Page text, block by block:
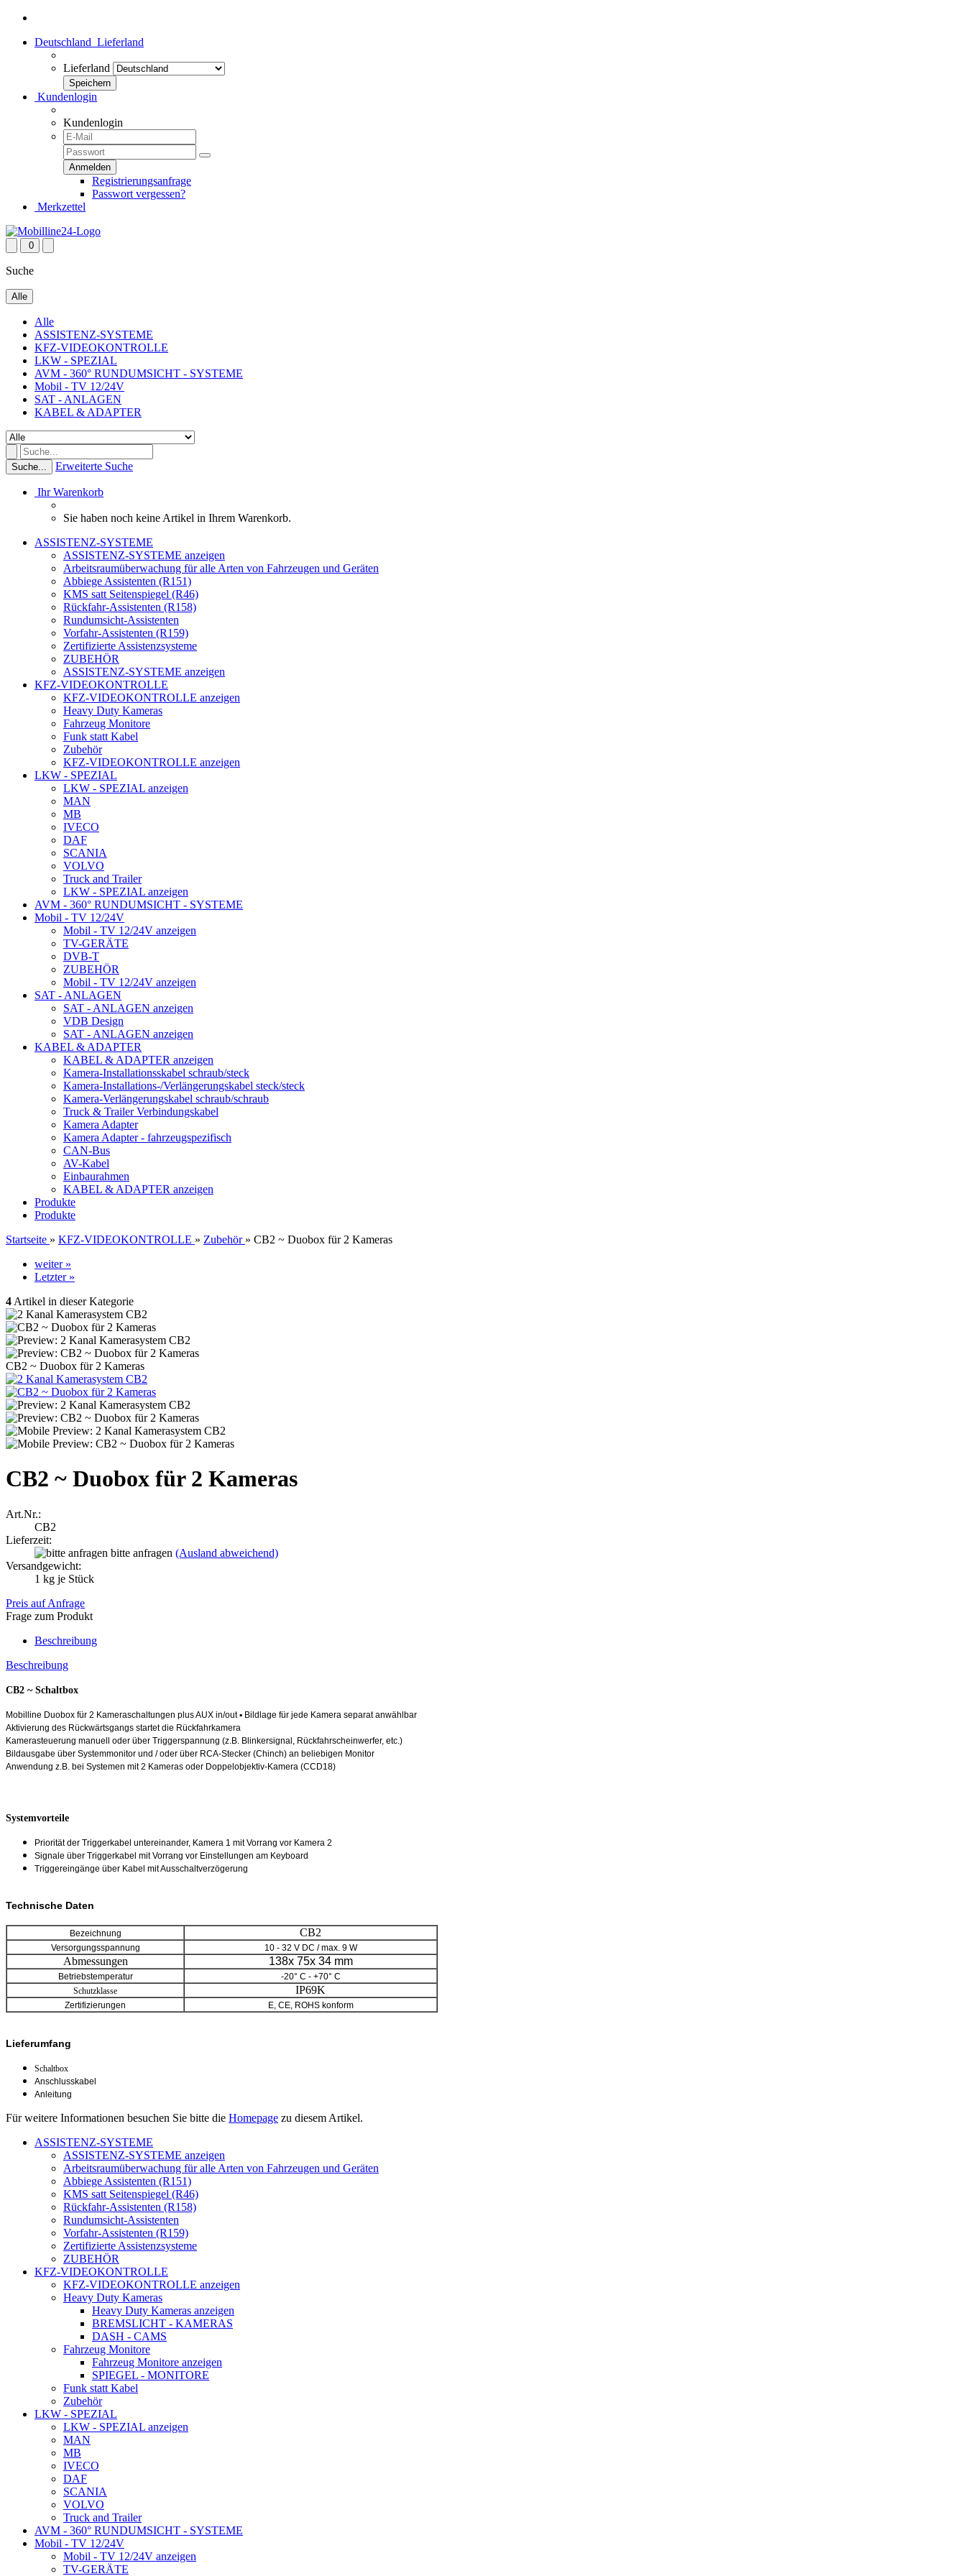
Deutschland Lieferland
Lieferland
Kundenlogin
Kundenlogin
Registrierungsanfrage
Passwort vergessen?
Merkzettel
0
Suche
Alle
Alle
ASSISTENZ-SYSTEME
KFZ-VIDEOKONTROLLE
LKW - SPEZIAL
AVM - 360° RUNDUMSICHT - SYSTEME
Mobil - TV 12/24V
SAT - ANLAGEN
KABEL & ADAPTER
Suche... Erweiterte Suche
Ihr Warenkorb
Sie haben noch keine Artikel in Ihrem Warenkorb.
ASSISTENZ-SYSTEME
ASSISTENZ-SYSTEME anzeigen
Arbeitsraumüberwachung für alle Arten von Fahrzeugen und Geräten
Abbiege Assistenten (R151)
KMS satt Seitenspiegel (R46)
Rückfahr-Assistenten (R158)
Rundumsicht-Assistenten
Vorfahr-Assistenten (R159)
Zertifizierte Assistenzsysteme
ZUBEHÖR
ASSISTENZ-SYSTEME anzeigen
KFZ-VIDEOKONTROLLE
KFZ-VIDEOKONTROLLE anzeigen
Heavy Duty Kameras
Fahrzeug Monitore
Funk statt Kabel
Zubehör
KFZ-VIDEOKONTROLLE anzeigen
LKW - SPEZIAL
LKW - SPEZIAL anzeigen
MAN
MB
IVECO
DAF
SCANIA
VOLVO
Truck and Trailer
LKW - SPEZIAL anzeigen
AVM - 360° RUNDUMSICHT - SYSTEME
Mobil - TV 12/24V
Mobil - TV 12/24V anzeigen
TV-GERÄTE
DVB-T
ZUBEHÖR
Mobil - TV 12/24V anzeigen
SAT - ANLAGEN
SAT - ANLAGEN anzeigen
VDB Design
SAT - ANLAGEN anzeigen
KABEL & ADAPTER
KABEL & ADAPTER anzeigen
Kamera-Installationsskabel schraub/steck
Kamera-Installations-/Verlängerungskabel steck/steck
Kamera-Verlängerungskabel schraub/schraub
Truck & Trailer Verbindungskabel
Kamera Adapter
Kamera Adapter - fahrzeugspezifisch
CAN-Bus
AV-Kabel
Einbaurahmen
KABEL & ADAPTER anzeigen
Produkte
Produkte
Startseite » KFZ-VIDEOKONTROLLE » Zubehör » CB2 ~ Duobox für 2 Kameras
weiter »
Letzter »
4 Artikel in dieser Kategorie
CB2 ~ Duobox für 2 Kameras
CB2 ~ Duobox für 2 Kameras
Art.Nr.:
CB2
Lieferzeit:
bitte anfragen (Ausland abweichend)
Versandgewicht:
1 kg je Stück
Preis auf Anfrage
Frage zum Produkt
Beschreibung
Beschreibung
CB2 ~ Schaltbox
Mobilline Duobox für 2 Kameraschaltungen plus AUX in/out▪ Bildlage für jede Kamera separat anwählbar
Aktivierung des Rückwärtsgangs startet die Rückfahrkamera
Kamerasteuerung manuell oder über Triggerspannung (z.B. Blinkersignal, Rückfahrscheinwerfer, etc.)
Bildausgabe über Systemmonitor und / oder über RCA-Stecker (Chinch) an beliebigen Monitor
Anwendung z.B. bei Systemen mit 2 Kameras oder Doppelobjektiv-Kamera (CCD18)
Systemvorteile
Priorität der Triggerkabel untereinander, Kamera 1 mit Vorrang vor Kamera 2
Signale über Triggerkabel mit Vorrang vor Einstellungen am Keyboard
Triggereingänge über Kabel mit Ausschaltverzögerung
Technische Daten
Bezeichnung CB2
Versorgungsspannung 10 - 32 V DC / max. 9 W
Abmessungen 138x 75x 34 mm
Betriebstemperatur
-20° C - +70° C
Schutzklasse
IP69K
Zertifizierungen E, CE, ROHS konform
Lieferumfang
Schaltbox
Anschlusskabel
Anleitung
Für weitere Informationen besuchen Sie bitte die Homepage zu diesem Artikel.
ASSISTENZ-SYSTEME
ASSISTENZ-SYSTEME anzeigen
Arbeitsraumüberwachung für alle Arten von Fahrzeugen und Geräten
Abbiege Assistenten (R151)
KMS satt Seitenspiegel (R46)
Rückfahr-Assistenten (R158)
Rundumsicht-Assistenten
Vorfahr-Assistenten (R159)
Zertifizierte Assistenzsysteme
ZUBEHÖR
KFZ-VIDEOKONTROLLE
KFZ-VIDEOKONTROLLE anzeigen
Heavy Duty Kameras
Heavy Duty Kameras anzeigen
BREMSLICHT - KAMERAS
DASH - CAMS
Fahrzeug Monitore
Fahrzeug Monitore anzeigen
SPIEGEL - MONITORE
Funk statt Kabel
Zubehör
LKW - SPEZIAL
LKW - SPEZIAL anzeigen
MAN
MB
IVECO
DAF
SCANIA
VOLVO
Truck and Trailer
AVM - 360° RUNDUMSICHT - SYSTEME
Mobil - TV 12/24V
Mobil - TV 12/24V anzeigen
TV-GERÄTE